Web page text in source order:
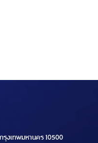
รุงเทพมหานคร 10500